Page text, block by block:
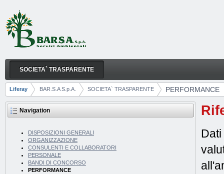
Skip to Content
PERFORMANCE
Navigation
SOCIETA` TRASPARENTE
Breadcrumbs
Liferay BAR.S.A S.p.A. SOCIETA` TRASPARENTE PERFORMANCE
Navigation
DISPOSIZIONI GENERALI
ORGANIZZAZIONE
CONSULENTI E COLLABORATORI
PERSONALE
BANDI DI CONCORSO
PERFORMANCE